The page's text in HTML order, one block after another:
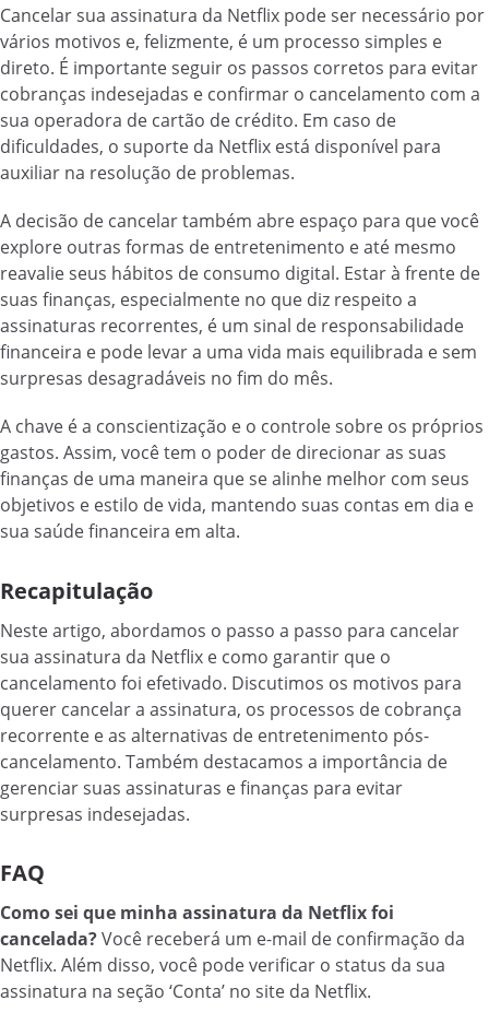
Cancelar sua assinatura da Netflix pode ser necessário por
vários motivos e, felizmente, é um processo simples e
direto. É importante seguir os passos corretos para evitar
cobranças indesejadas e confirmar o cancelamento com a
sua operadora de cartão de crédito. Em caso de
dificuldades, o suporte da Netflix está disponível para
auxiliar na resolução de problemas.
A decisão de cancelar também abre espaço para que você
explore outras formas de entretenimento e até mesmo
reavalie seus hábitos de consumo digital. Estar à frente de
suas finanças, especialmente no que diz respeito a
assinaturas recorrentes, é um sinal de responsabilidade
financeira e pode levar a uma vida mais equilibrada e sem
surpresas desagradáveis no fim do mês.
A chave é a conscientização e o controle sobre os próprios
gastos. Assim, você tem o poder de direcionar as suas
finanças de uma maneira que se alinhe melhor com seus
objetivos e estilo de vida, mantendo suas contas em dia e
sua saúde financeira em alta.
Recapitulação
Neste artigo, abordamos o passo a passo para cancelar
sua assinatura da Netflix e como garantir que o
cancelamento foi efetivado. Discutimos os motivos para
querer cancelar a assinatura, os processos de cobrança
recorrente e as alternativas de entretenimento pós-
cancelamento. Também destacamos a importância de
gerenciar suas assinaturas e finanças para evitar
surpresas indesejadas.
FAQ
Como sei que minha assinatura da Netflix foi
cancelada?Você receberá um e-mail de confirmação da
Netflix. Além disso, você pode verificar o status da sua
assinatura na seção ‘Conta’ no site da Netflix.